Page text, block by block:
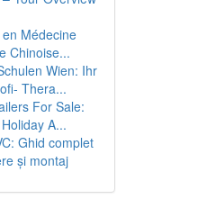
Médecine
Chinoise...
Wien: Ihr
Thera...
For Sale:
A...
Ghid complet
și montaj